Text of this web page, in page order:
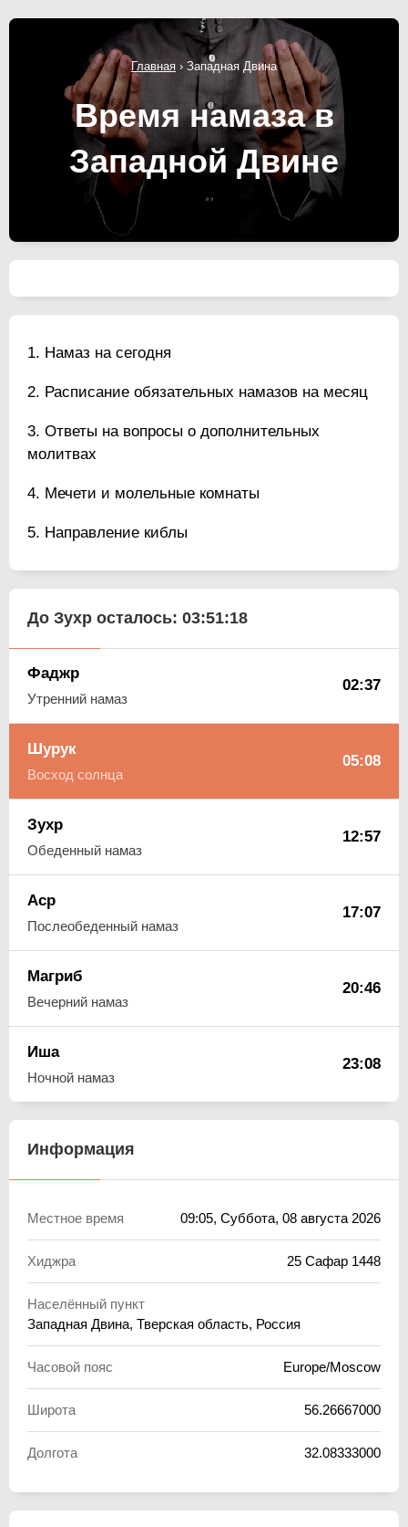
Главная › Западная Двина
Время намаза в
Западной Двине
Намаз на сегодня
Расписание обязательных намазов на месяц
Ответы на вопросы о дополнительных
молитвах
Мечети и молельные комнаты
Направление киблы
До Зухр осталось: 03:51:18
Фаджр
Утренний намаз
02:37
Шурук
Восход солнца
05:08
Зухр
Обеденный намаз
12:57
Аср
Послеобеденный намаз
17:07
Магриб
Вечерний намаз
20:46
Иша
Ночной намаз
23:08
Информация
Местное время 09:05, Суббота, 08 августа 2026
Хиджра 25 Сафар 1448
Населённый пункт
Западная Двина, Тверская область, Россия
Часовой пояс Europe/Moscow
Широта 56.26667000
Долгота 32.08333000